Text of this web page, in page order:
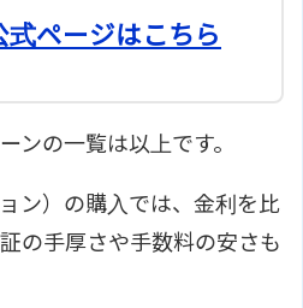
ページはこちら
ンの一覧は以上です。
ン）の購入では、金利を比
の手厚さや手数料の安さも